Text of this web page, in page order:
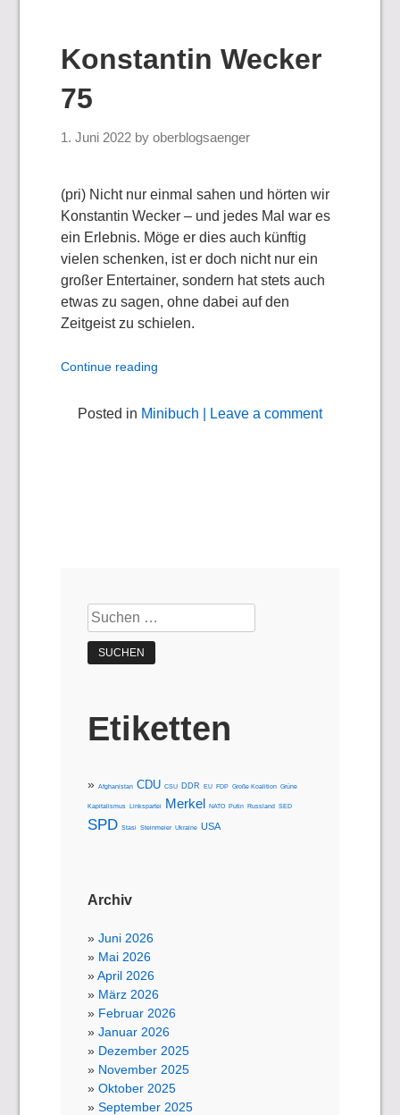
Konstantin Wecker
75
1. Juni 2022 byoberblogsaenger
(pri) Nicht nur einmal sahen und hörten wir
Konstantin Wecker – und jedes Mal war es
ein Erlebnis. Möge er dies auch künftig
vielen schenken, ist er doch nicht nur ein
großer Entertainer, sondern hat stets auch
etwas zu sagen, ohne dabei auf den
Zeitgeist zu schielen.
Continue reading
Posted in Minibuch | Leave a comment
Suchen
nach:
Etiketten
Afghanistan CDU CSU DDR EU FDP Große Koalition Grüne
Kapitalismus Linkspartei Merkel NATO Putin Russland SED
SPD Stasi Steinmeier Ukraine USA
Archiv
Juni 2026
Mai 2026
April 2026
März 2026
Februar 2026
Januar 2026
Dezember 2025
November 2025
Oktober 2025
September 2025